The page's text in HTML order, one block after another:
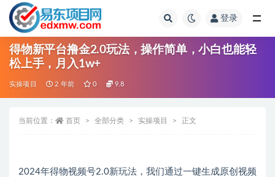
登录
得物新平台撸金2.0玩法，操作简单，小白也能轻
松上手，月入1w+
实操项目 2 年前 0 9.8
当前位置： 首页 全部分类 实操项目 正文
2024年得物视频号2.0新玩法，我们通过一键生成原创视频